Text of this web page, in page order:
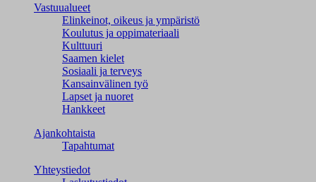
Vastuualueet
Elinkeinot, oikeus ja ympäristö
Koulutus ja oppimateriaali
Kulttuuri
Saamen kielet
Sosiaali ja terveys
Kansainvälinen työ
Lapset ja nuoret
Hankkeet
Ajankohtaista
Tapahtumat
Yhteystiedot